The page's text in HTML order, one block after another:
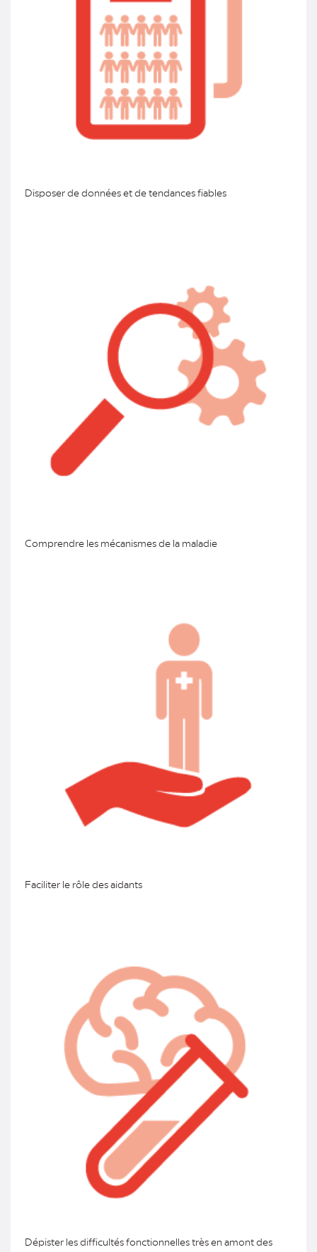
Disposer de données et de tendances fiables
Comprendre les mécanismes de la maladie
Faciliter le rôle des aidants
Dépister les difficultés fonctionnelles très en amont des